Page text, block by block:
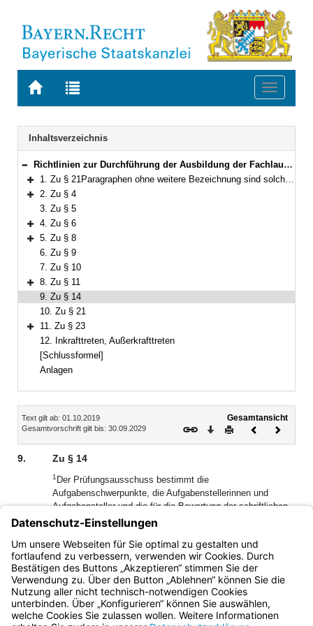
Zur
BAYERN.RECHT
Zur
letzten
Suche
Toggle
Navigation
Inhaltsverzeichnis
Bereich reduzieren
Richtlinien zur Durchführung der Ausbildung der Fachlaufbahn Naturwissenschaft und Technik, fachlicher Schwerpunkt Gewerbeaufsicht (ARGA)
Bereich erweitern
1. Zu § 21Paragraphen ohne weitere Bezeichnung sind solche der FachV-GA
Bereich erweitern
2. Zu § 4
3. Zu § 5
Bereich erweitern
4. Zu § 6
Bereich erweitern
5. Zu § 8
6. Zu § 9
7. Zu § 10
Bereich erweitern
8. Zu § 11
9. Zu § 14
10. Zu § 21
Bereich erweitern
11. Zu § 23
12. Inkrafttreten, Außerkrafttreten
[Schlussformel]
Anlagen
Inhalt
Text gilt ab: 01.10.2019
Gesamtvorschrift gilt bis: 30.09.2029
Gesamtansicht
Download
DruckenVorheriges
9. Zu § 14
1 Der Prüfungsausschuss bestimmt die
Aufgabenschwerpunkte, die Aufgabenstellerinnen und
Aufgabensteller und die für die Bewertung der schriftlichen
Aufgaben erforderlichen Erst- und Zweitprüfer.
Prüfungsausschuss kann Gutachter zur Vorprüfung der
eingereichten Aufgaben für die schriftliche Prüfung
bestellen.
Bayern.de
BayernPortal